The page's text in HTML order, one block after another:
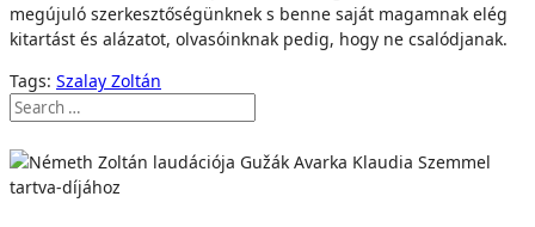
megújuló szerkesztőségünknek s benne saját magamnak elég
kitartást és alázatot, olvasóinknak pedig, hogy ne csalódjanak.
Tags: Szalay Zoltán